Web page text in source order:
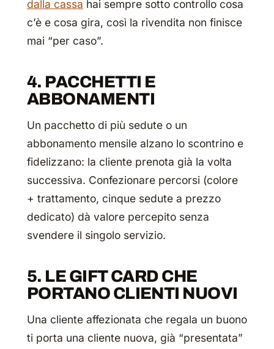
dalla cassa hai sempre sotto controllo cosa
c’è e cosa gira, così la rivendita non finisce
mai “per caso”.
4. PACCHETTI E
ABBONAMENTI
Un pacchetto di più sedute o un
abbonamento mensile alzano lo scontrino e
fidelizzano: la cliente prenota già la volta
successiva. Confezionare percorsi (colore
+ trattamento, cinque sedute a prezzo
dedicato) dà valore percepito senza
svendere il singolo servizio.
5. LE GIFT CARD CHE
PORTANO CLIENTI NUOVI
Una cliente affezionata che regala un buono
ti porta una cliente nuova, già “presentata”